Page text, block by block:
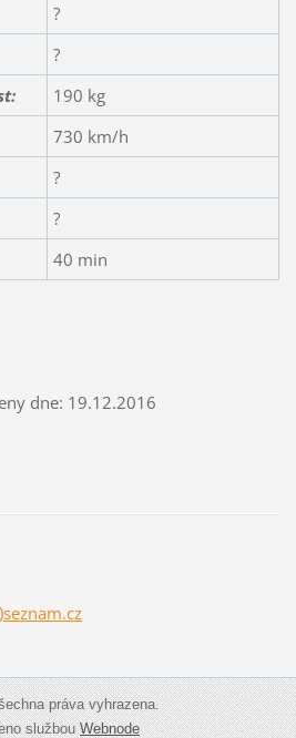
?
?
190 kg
730 km/h
?
?
40 min
dne: 19.12.2016
práva vyhrazena.
službouWebnode